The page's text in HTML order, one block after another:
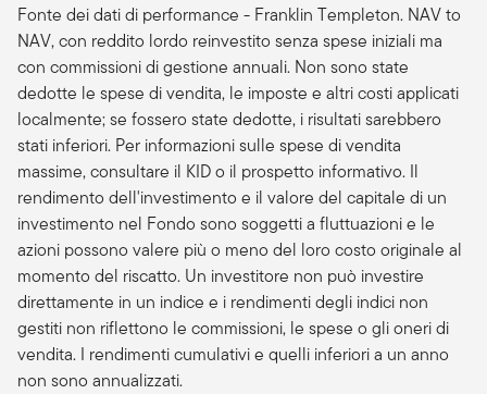
Fonte dei dati di performance - Franklin Templeton. NAV to
NAV, con reddito lordo reinvestito senza spese iniziali ma
con commissioni di gestione annuali. Non sono state
dedotte le spese di vendita, le imposte e altri costi applicati
localmente; se fossero state dedotte, i risultati sarebbero
stati inferiori. Per informazioni sulle spese di vendita
massime, consultare il KID o il prospetto informativo. Il
rendimento dell'investimento e il valore del capitale di un
investimento nel Fondo sono soggetti a fluttuazioni e le
azioni possono valere più o meno del loro costo originale al
momento del riscatto. Un investitore non può investire
direttamente in un indice e i rendimenti degli indici non
gestiti non riflettono le commissioni, le spese o gli oneri di
vendita. I rendimenti cumulativi e quelli inferiori a un anno
non sono annualizzati.